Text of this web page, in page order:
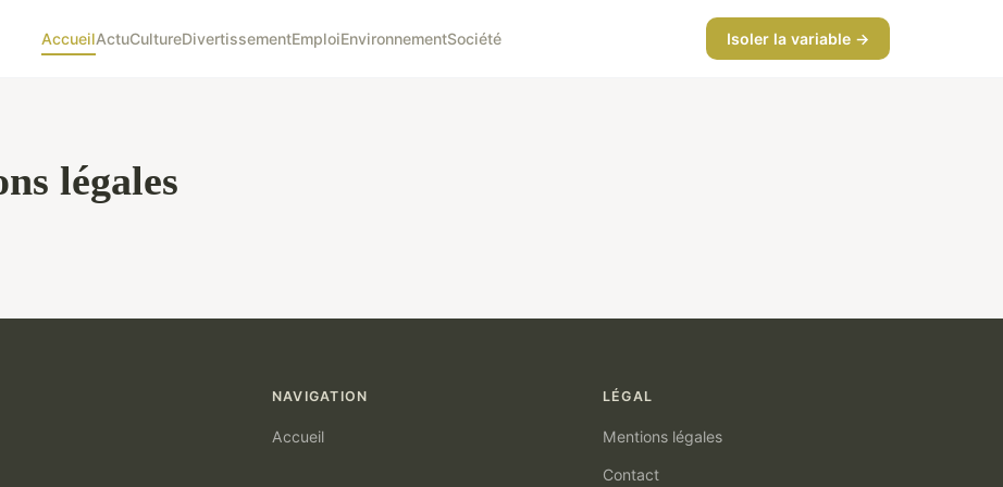
AccueilActuCultureDivertissementEmploiEnvironnementSociété Isoler la variable →
légales
NAVIGATION
Accueil
LÉGAL
Mentions légales
Contact